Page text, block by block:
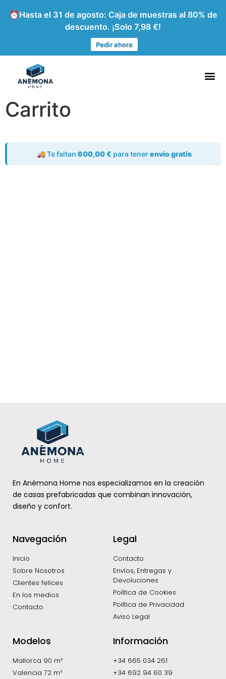
⏰Hasta el 31 de agosto: Caja de muestras al 80% de
descuento. ¡Solo 7,98 €!
Pedir ahora
Carrito
🚚 Te faltan 600,00€ para tenerenvío gratis
En Anémona Home nos especializamos en la creación
de casas prefabricadas que combinan innovación,
diseño y confort.
Navegación
Inicio
Sobre Nosotros
Clientes felices
En los medios
Contacto
Legal
Contacto
Envíos, Entregas y
Devoluciones
Política de Cookies
Política de Privacidad
Aviso Legal
Modelos
Mallorca 90 m²
Valencia 72 m²
Información
+34 665 034 261
+34 692 94 60 39